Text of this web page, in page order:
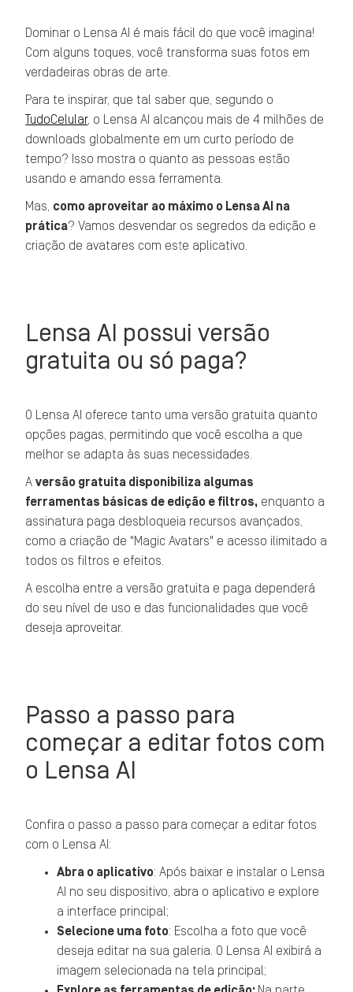
Dominar o Lensa AI é mais fácil do que você imagina!
Com alguns toques, você transforma suas fotos em
verdadeiras obras de arte.
Para te inspirar, que tal saber que, segundo o
TudoCelular, o Lensa AI alcançou mais de 4 milhões de
downloads globalmente em um curto período de
tempo? Isso mostra o quanto as pessoas estão
usando e amando essa ferramenta.
Mas, como aproveitar ao máximo o Lensa AI na
prática? Vamos desvendar os segredos da edição e
criação de avatares com este aplicativo.
Lensa AI possui versão
gratuita ou só paga?
O Lensa AI oferece tanto uma versão gratuita quanto
opções pagas, permitindo que você escolha a que
melhor se adapta às suas necessidades.
Aversão gratuita disponibiliza algumas
ferramentas básicas de edição e filtros, enquanto a
assinatura paga desbloqueia recursos avançados,
como a criação de "Magic Avatars" e acesso ilimitado a
todos os filtros e efeitos.
A escolha entre a versão gratuita e paga dependerá
do seu nível de uso e das funcionalidades que você
deseja aproveitar.
Passo a passo para
começar a editar fotos com
o Lensa AI
Confira o passo a passo para começar a editar fotos
com o Lensa AI:
Abra o aplicativo: Após baixar e instalar o Lensa
AI no seu dispositivo, abra o aplicativo e explore
a interface principal;
Selecione uma foto: Escolha a foto que você
deseja editar na sua galeria. O Lensa AI exibirá a
imagem selecionada na tela principal;